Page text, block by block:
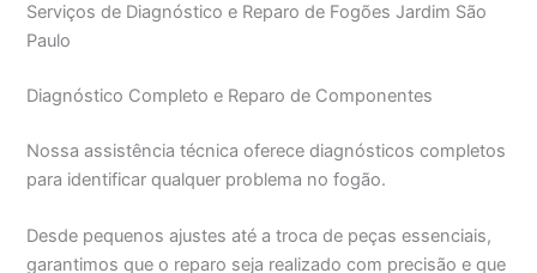
Serviços de Diagnóstico e Reparo de Fogões Jardim São
Paulo
Diagnóstico Completo e Reparo de Componentes
Nossa assistência técnica oferece diagnósticos completos
para identificar qualquer problema no fogão.
Desde pequenos ajustes até a troca de peças essenciais,
garantimos que o reparo seja realizado com precisão e que